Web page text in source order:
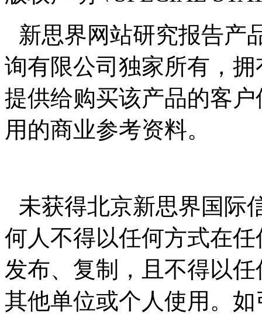
新思界网站研究报告产
询有限公司独家所有，
提供给购买该产品的客
用的商业参考资料。
未获得北京新思界国际
何人不得以任何方式在
发布、复制，且不得以
其他单位或个人使用。